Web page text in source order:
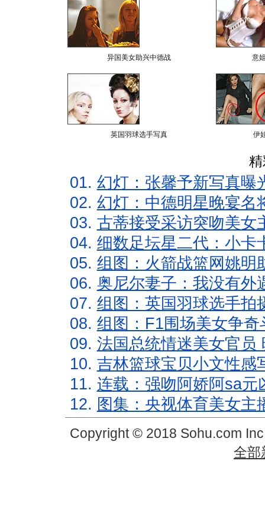
异国美女助兴中德战 意
英国羽球选手写真 伊
01. 幻灯：张馨予新写真曝
02. 幻灯：中德明星晚宴名
03. 古蒂接受采访突吻美女
04. 细数足坛星二代：小卡
05. 组图：火箭战篮网姚明
06. 奥尼尔妻子：我没有外
07. 组图：英国羽球选手拍
08. 组图：F1围场美女争
09. 法国总统情迷美女官员
10. 吉林篮球宝贝小文性感
11. 连载：强吻阿娇阿sa元
12. 图集：央视体育美女主
Copyright © 2018 Sohu.com
全部